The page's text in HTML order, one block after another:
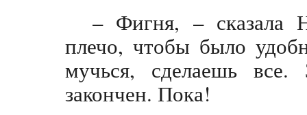
– Фигня, – сказала
плечо, чтобы было
мучься, сделаешь все.
закончен. Пока!